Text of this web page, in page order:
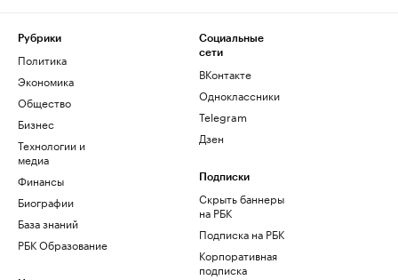
Рубрики
Политика
Экономика
Общество
Бизнес
Технологии и
медиа
Финансы
Биографии
База знаний
РБК Образование
Социальные
сети
ВКонтакте
Одноклассники
Telegram
Дзен
Подписки
Скрыть баннеры
на РБК
Подписка на РБК
Корпоративная
подписка